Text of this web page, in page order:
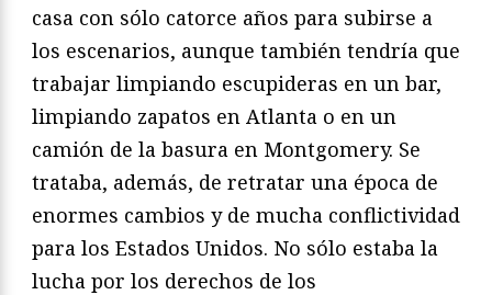
casa con sólo catorce años para subirse a
los escenarios, aunque también tendría que
trabajar limpiando escupideras en un bar,
limpiando zapatos en Atlanta o en un
camión de la basura en Montgomery. Se
trataba, además, de retratar una época de
enormes cambios y de mucha conflictividad
para los Estados Unidos. No sólo estaba la
lucha por los derechos de los